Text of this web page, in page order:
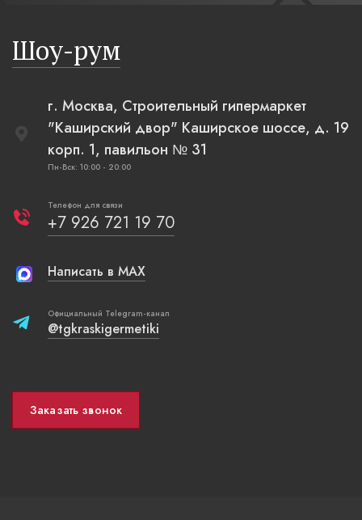
Шоу-рум
г. Москва, Строительный гипермаркет
"Каширский двор" Каширское шоссе, д. 19
корп. 1, павильон № 31
Пн-Вск: 10:00 - 20:00
Телефон для связи
+7 926 721 19 70
Написать в MAX
Официальный Telegram-канал
@tgkraskigermetiki
Заказать звонок